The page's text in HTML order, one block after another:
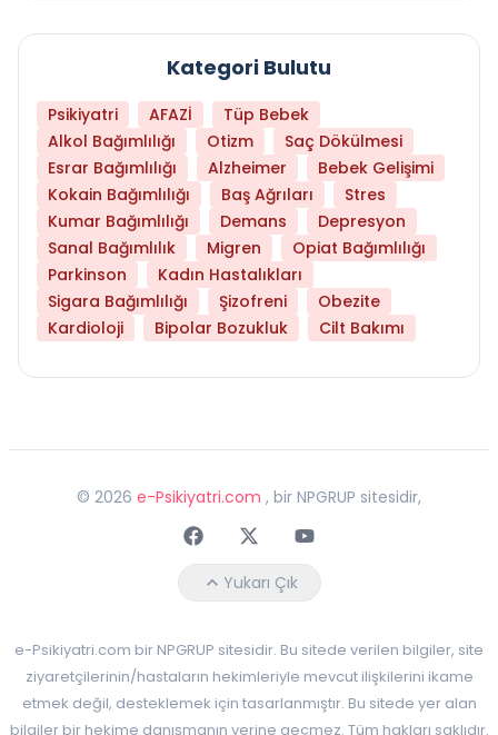
Kategori Bulutu
Psikiyatri AFAZİ
Tüp Bebek
Alkol Bağımlılığı
Otizm
Saç Dökülmesi
Esrar Bağımlılığı
Alzheimer
Bebek Gelişimi
Kokain Bağımlılığı
Baş Ağrıları
Stres
Kumar Bağımlılığı
Demans
Depresyon
Sanal Bağımlılık
Migren
Opiat Bağımlılığı
Parkinson
Kadın Hastalıkları
Sigara Bağımlılığı
Şizofreni
Obezite
Kardioloji
Bipolar Bozukluk Cilt Bakımı
© 2026 e-Psikiyatri.com , bir NPGRUP sitesidir,
FaceebokTwitterYoutube
Yukarı Çık
e-Psikiyatri.com bir NPGRUP sitesidir. Bu sitede verilen bilgiler, site
ziyaretçilerinin/hastaların hekimleriyle mevcut ilişkilerini ikame
etmek değil, desteklemek için tasarlanmıştır. Bu sitede yer alan
bilgiler bir hekime danışmanın yerine geçmez. Tüm hakları saklıdır.